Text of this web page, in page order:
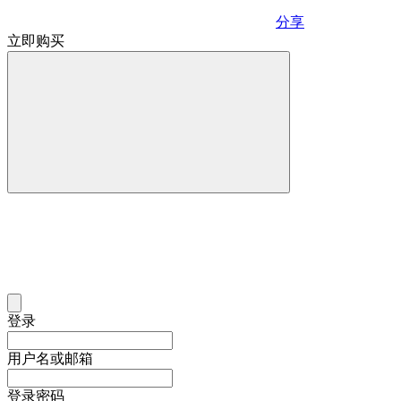
分享
立即购买
登录
用户名或邮箱
登录密码